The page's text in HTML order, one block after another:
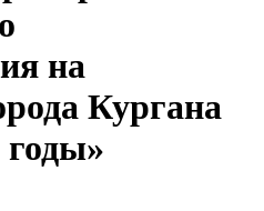
на
Кургана
годы»